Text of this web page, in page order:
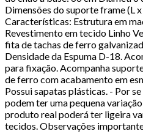
Dimensões do suporte frame (L
Características: Estrutura em
Revestimento em tecido Linho
fita de tachas de ferro
Densidade da Espuma D-18.
para fixação. Acompanha
de ferro com acabamento em
Possui sapatas plásticas. - Por
podem ter uma pequena
produto real poderá ter ligeira
tecidos. Observações